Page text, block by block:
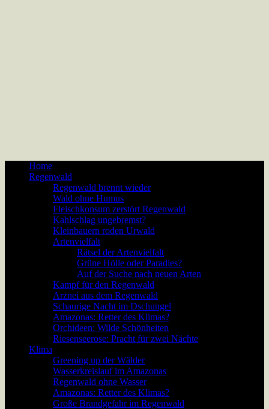
Home
Regenwald
Regenwald brennt wieder
Wald ohne Humus
Fleischkonsum zerstört Regenwald
Kahlschlag ungebremst?
Kleinbauern roden Urwald
Artenvielfalt
Rätsel der Artenvielfalt
Grüne Hölle oder Paradies?
Auf der Suche nach neuen Arten
Kampf für den Regenwald
Arznei aus dem Regenwald
Schaurige Nacht im Dschungel
Amazonas: Retter des Klimas?
Orchideen: Wilde Schönheiten
Riesenseerose: Pracht für zwei Nächte
Klima
Greening up der Wälder
Wasserkreislauf im Amazonas
Regenwald ohne Wasser
Amazonas: Retter des Klimas?
Große Brandgefahr im Regenwald